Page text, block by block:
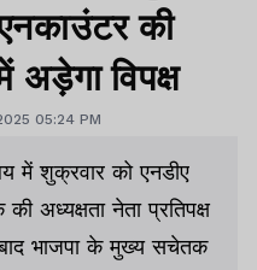
की
विपक्ष
05:24 PM
में शुक्रवार को एनडीए
अध्यक्षता नेता प्रतिपक्ष
भाजपा के मुख्य सचेतक